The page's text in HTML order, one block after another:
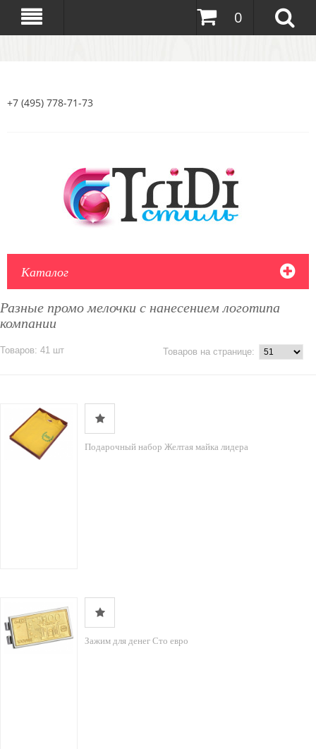
0
+7 (495) 778-71-73
Каталог
Разные промо мелочки с нанесением логотипа
компании
Товаров: 41 шт Товаров на странице:
Подарочный набор Желтая майка лидера
Зажим для денег Сто евро